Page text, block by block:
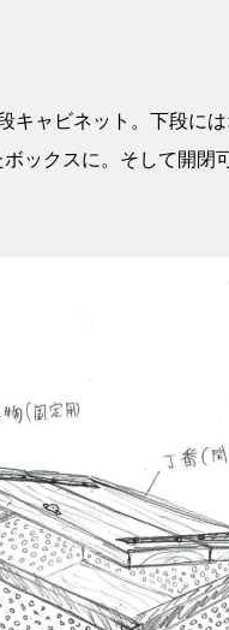
キャビネット。下段に
ックスに。そして開